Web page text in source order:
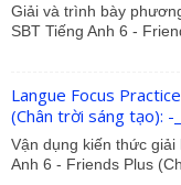
Giải và trình bày
SBT Tiếng Anh 6 -
Langue Focus
(Chân trời sáng tạo):
Vận dụng kiến thức giải
Anh 6 - Friends Plus